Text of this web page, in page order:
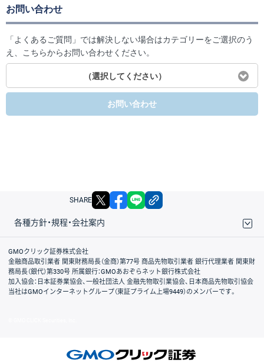
お問い合わせ
「よくあるご質問」では解決しない場合はカテゴリーをご選択のう
え、こちらからお問い合わせください。
（選択してください）
お問い合わせ
SHARE X facebook
各種方針・規程・会社案内
取引規程・約款
サイトマップ
その他のご案内
個人情報保護方針
最良執行方針
サイトのご利用について
ディスクレイマー
信託保全
リスク説明
会社案内
GMOクリック証券株式会社
金融商品取引業者 関東財務局長（金商）第77号 商品先物取引業者 銀行代理業者 関東財
務局長（銀代）第330号 所属銀行：GMOあおぞらネット銀行株式会社
加入協会：日本証券業協会、一般社団法人 金融先物取引業協会、日本商品先物取引協会
当社はGMOインターネットグループ（東証プライム上場9449）のメンバーです。